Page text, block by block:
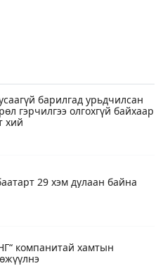
барилгад урьдчилсан
гэрчилгээ олгохгүй байхаар
хий
29 хэм дулаан байна
компанитай хамтын